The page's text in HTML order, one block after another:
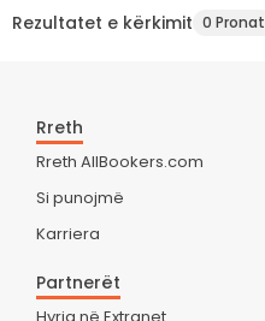
Rezultatet e kërkimit 0 Pronat
Rreth
Rreth AllBookers.com
Si punojmë
Karriera
Partnerët